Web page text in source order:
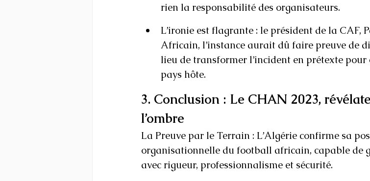
rien la responsabilité des organisateurs.
L’ironie est flagrante : le président de la CAF,
Africain, l’instance aurait dû faire preuve de
lieu de transformer l’incident en prétexte
pays hôte.
3. Conclusion : Le CHAN 2023,
l’ombre
La Preuve par le Terrain : L’Algérie confirme sa
organisationnelle du football africain, capable de
avec rigueur, professionnalisme et sécurité.